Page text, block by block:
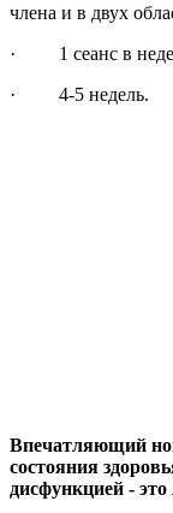
члена и в двух
· 1 сеанс в
· 4-5 недель.
Впечатляющий
состояния
дисфункцией - это